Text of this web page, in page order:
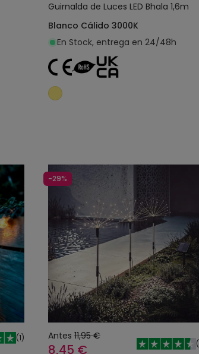
Guirnalda de Luces LED Bhala 1,6m
Blanco Cálido 3000K
En Stock, entrega en 24/48h
(1)
-29%
Antes 11,95 €
8,45 € (